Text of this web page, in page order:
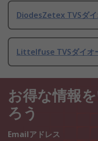
DiodesZetex TVSダ
Littelfuse TVSダイオ
お得な情報
ろう
Emailアドレス